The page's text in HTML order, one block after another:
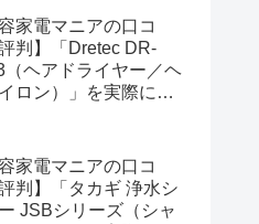
めに追います
容家電マニアの口コ
判】「Dretec DR-
（ヘアドライヤー／ヘ
ロン）」を実際に使
容家電マニアの口コ
判】「タカギ 浄水シ
JSBシリーズ（シャ